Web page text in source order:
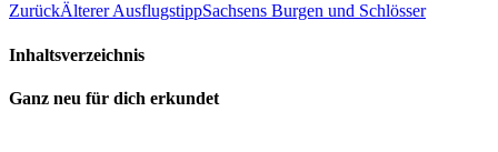
ZurückÄlterer AusflugstippSachsens Burgen und Schlösser
Inhaltsverzeichnis
Ganz neu für dich erkundet